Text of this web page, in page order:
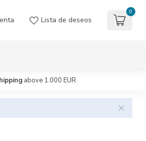
Lista de deseos
0
above 1.000 EUR